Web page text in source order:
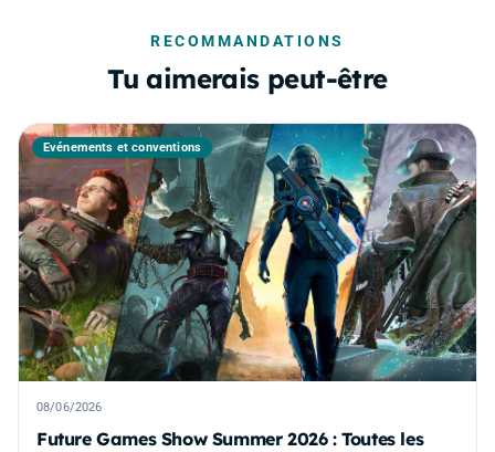
RECOMMANDATIONS
Tu aimerais peut-être
Événements et conventions
08/06/2026
Future Games Show Summer 2026 : Toutes les